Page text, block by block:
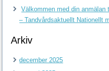
Välkommen med din
– Tandvårdsaktuellt Nationellt
Arkiv
december 2025